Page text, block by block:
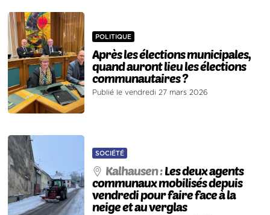
POLITIQUE
Après les élections municipales,
quand auront lieu les élections
communautaires ?
Publié le vendredi 27 mars 2026
SOCIÉTÉ
Kalhausen :Les deux agents
communaux mobilisés depuis
vendredi pour faire face à la
neige et au verglas